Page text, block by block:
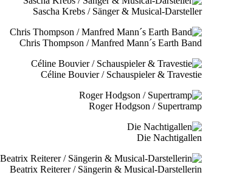
Sascha Krebs / Sänger & Musical-Darsteller
Chris Thompson / Manfred Mann´s Earth Band
Céline Bouvier / Schauspieler & Travestie
Roger Hodgson / Supertramp
Die Nachtigallen
Beatrix Reiterer / Sängerin & Musical-Darstellerin